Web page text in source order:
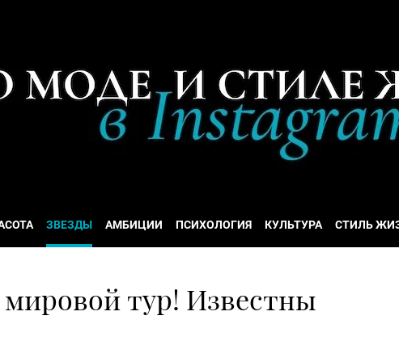
ЗВЕЗДЫ АМБИЦИИ ПСИХОЛОГИЯ КУЛЬТУРА СТИЛЬ
мировой тур! Известны